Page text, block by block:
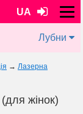
UA
Лубни
→ Лазерна
(для жінок)